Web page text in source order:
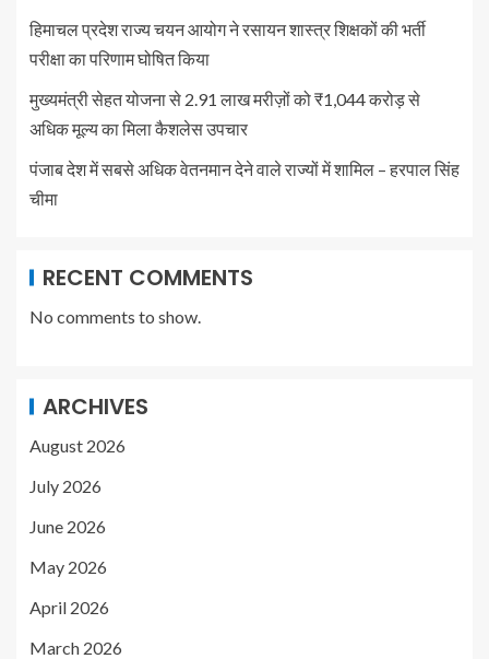
हिमाचल प्रदेश राज्य चयन आयोग ने रसायन शास्त्र शिक्षकों की भर्ती
परीक्षा का परिणाम घोषित किया
मुख्यमंत्री सेहत योजना से 2.91 लाख मरीज़ों को ₹1,044 करोड़ से
अधिक मूल्य का मिला कैशलेस उपचार
पंजाब देश में सबसे अधिक वेतनमान देने वाले राज्यों में शामिल – हरपाल सिंह
चीमा
RECENT COMMENTS
No comments to show.
ARCHIVES
August 2026
July 2026
June 2026
May 2026
April 2026
March 2026